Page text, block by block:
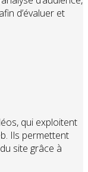
d’évaluer et
qui exploitent
Ils permettent
site grâce à